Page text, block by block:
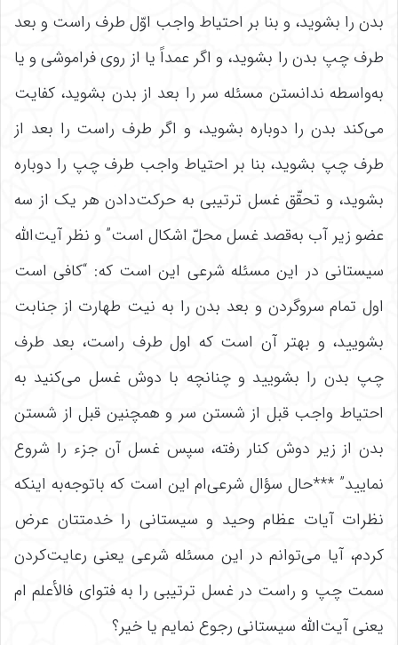
بدن را بشوید، و بنا بر احتیاط واجب اوّل طرف راست و بعد
طرف چپ بدن را بشوید، و اگر عمداً یا از روی فراموشی و یا
به‌واسطه ندانستن مسئله سر را بعد از بدن بشوید، کفایت
می‌کند بدن را دوباره بشوید، و اگر طرف راست را بعد از
طرف چپ بشوید، بنا بر احتیاط واجب طرف چپ را دوباره
بشوید، و تحقّق غسل ترتیبی به حرکت‌دادن هر یک از سه
عضو زیر آب به‌قصد غسل محلّ اشکال است” و نظر آیت‌الله
سیستانی در این مسئله شرعی این است که: “کافی است
اول تمام سروگردن و بعد بدن را به نیت طهارت از جنابت
بشویید، و بهتر آن است که اول طرف راست، بعد طرف
چپ بدن را بشویید و چنانچه با دوش غسل می‌کنید به
احتیاط واجب قبل از شستن سر و همچنین قبل از شستن
بدن از زیر دوش کنار رفته، سپس غسل آن جزء را شروع
نمایید” ***حال سؤال شرعی‌ام این است که باتوجه‌به اینکه
نظرات آیات عظام وحید و سیستانی را خدمتتان عرض
کردم، آیا می‌توانم در این مسئله شرعی یعنی رعایت‌کردن
سمت چپ و راست در غسل ترتیبی را به فتوای فالأعلم ام
یعنی آیت‌الله سیستانی رجوع نمایم یا خیر؟